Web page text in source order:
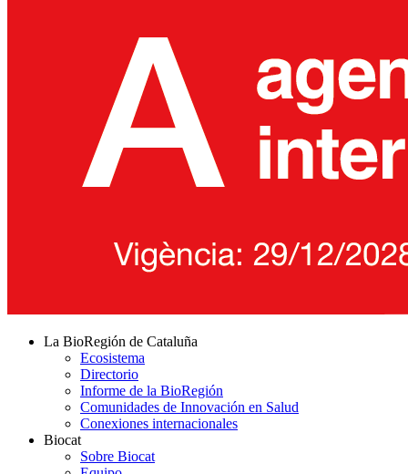
La BioRegión de Cataluña
Ecosistema
Directorio
Informe de la BioRegión
Comunidades de Innovación en Salud
Conexiones internacionales
Biocat
Sobre Biocat